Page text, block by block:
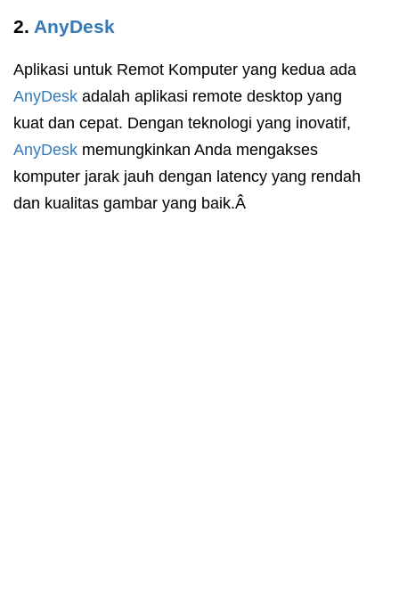
2. AnyDesk
Aplikasi untuk Remot Komputer yang kedua ada
AnyDesk adalah aplikasi remote desktop yang
kuat dan cepat. Dengan teknologi yang inovatif,
AnyDesk memungkinkan Anda mengakses
komputer jarak jauh dengan latency yang rendah
dan kualitas gambar yang baik.Â